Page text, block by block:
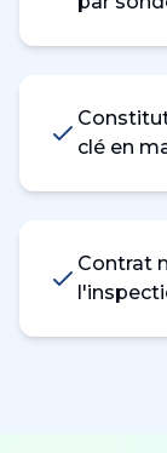
clé en
Contrat